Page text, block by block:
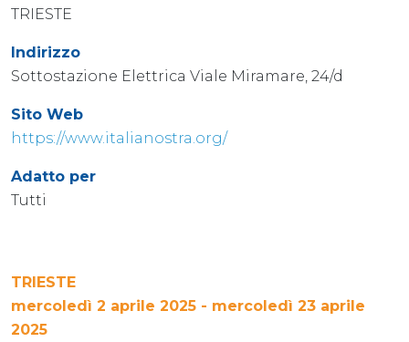
TRIESTE
Indirizzo
Sottostazione Elettrica Viale Miramare, 24/d
Sito Web
https://www.italianostra.org/
Adatto per
Tutti
TRIESTE
mercoledì 2 aprile 2025 - mercoledì 23 aprile
2025